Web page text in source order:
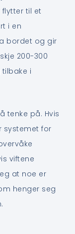
til et
i en
bordet og gir
200-300
i
tenke på. Hvis
systemet for
viftene
at noe er
henger seg